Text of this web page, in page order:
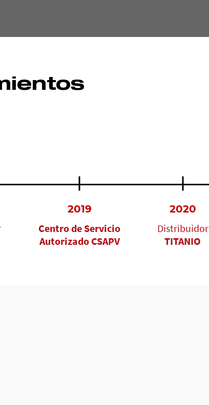
2019
Centro de Servicio
Autorizado CSAPV
2020
Distribuidor
TITANIO